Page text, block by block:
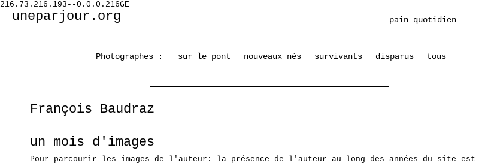
216.73.216.193--0.0.0.216GE
uneparjour.org pain quotidien
Photographes : sur le pont nouveaux nés survivants disparus tous
François Baudraz
un mois d'images
Pour parcourir les images de l'auteur: la présence de l'auteur au long des années du site